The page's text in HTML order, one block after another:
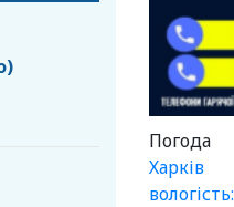
Погода
Харків
вологість: